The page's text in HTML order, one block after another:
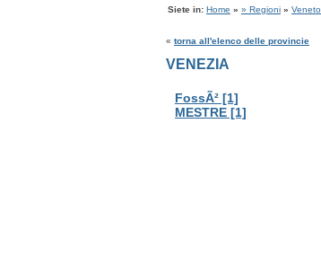
Siete in: Home » » Regioni » Veneto
« torna all'elenco delle provincie
VENEZIA
FossÃ² [1]
MESTRE [1]